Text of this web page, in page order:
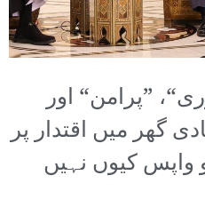
”پرامن“ اور
گھر میں اقتدار پر
کیوں نہیں